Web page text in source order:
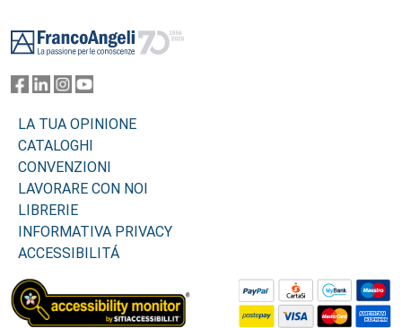
LA TUA OPINIONE
CATALOGHI
CONVENZIONI
LAVORARE CON NOI
LIBRERIE
INFORMATIVA PRIVACY
ACCESSIBILITÁ